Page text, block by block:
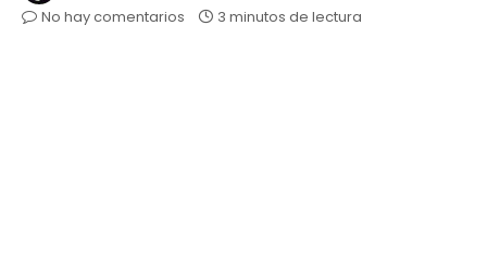
No hay comentarios
3 minutos de lectura